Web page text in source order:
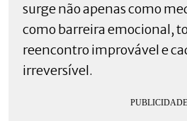
surge não apenas como
como barreira emocional,
reencontro improvável e
irreversível.